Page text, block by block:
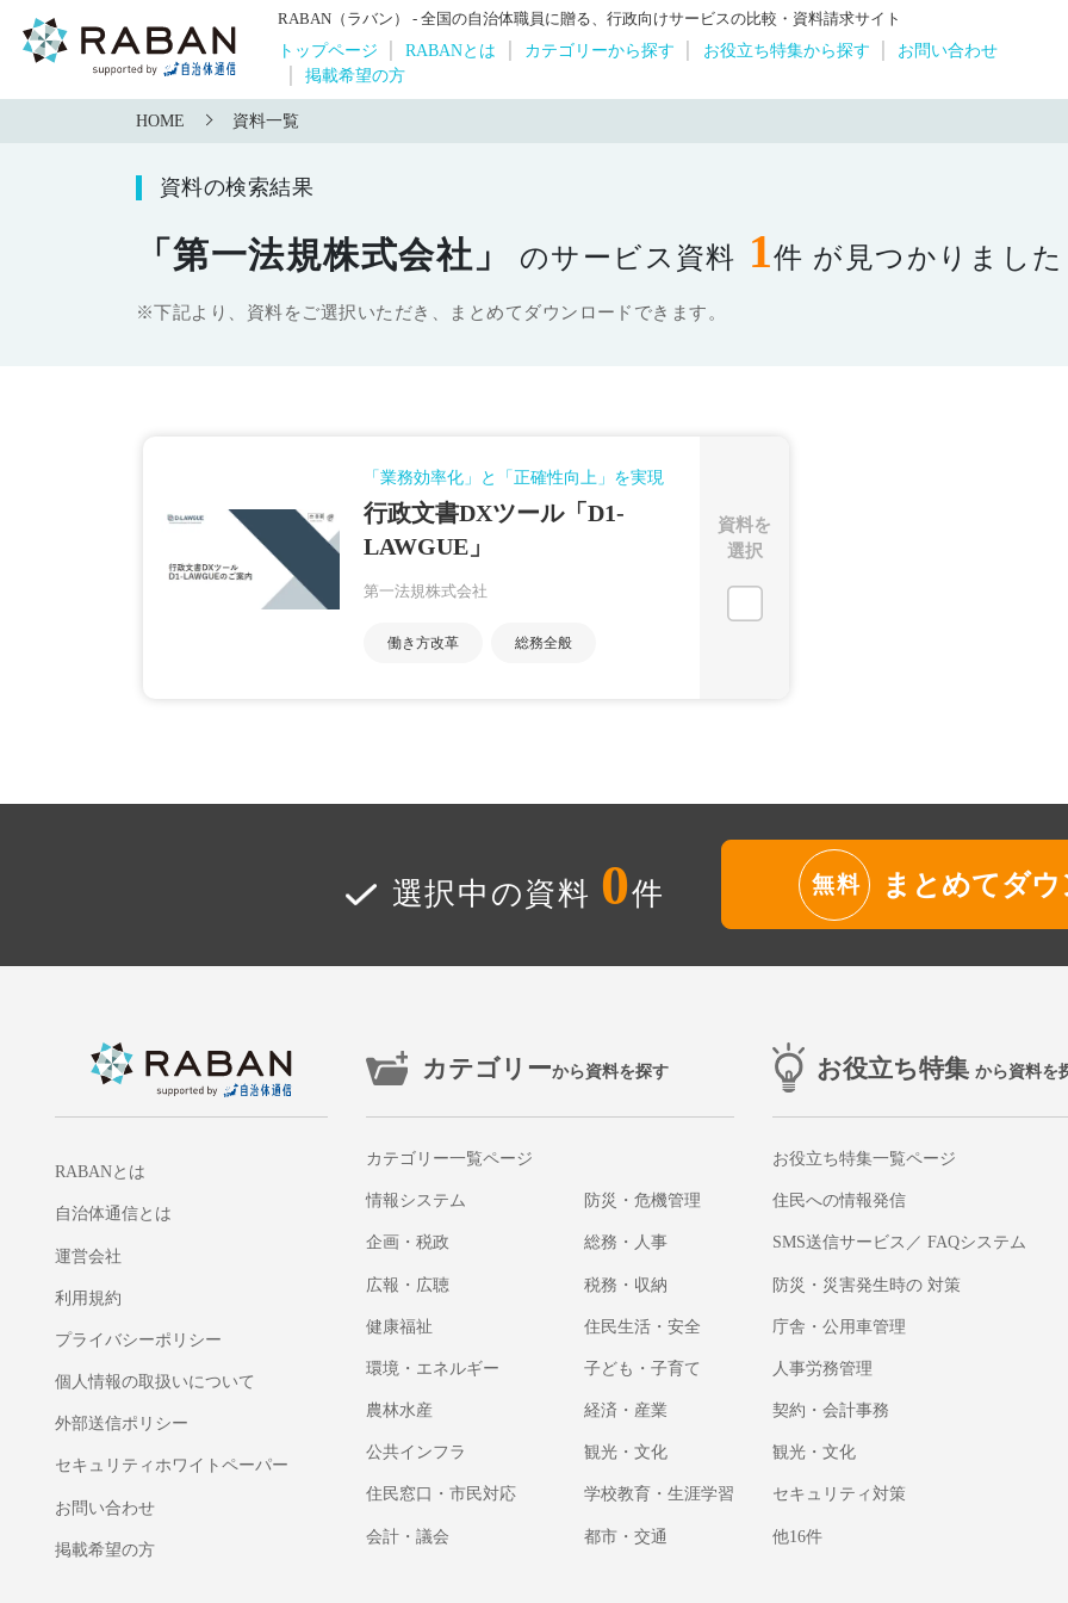
RABAN（ラバン） - 全国の自治体職員に贈る、行政向けサービスの比較・資料請求サイト
トップページ RABANとは カテゴリーから探す お役立ち特集から探す
お問い合わせ
掲載希望の方
HOME 資料一覧
資料の検索結果
「第一法規株式会社」 のサービス資料 1件 が見つかりました
※下記より、資料をご選択いただき、まとめてダウンロードできます。
「業務効率化」と「正確性向上」を実現
行政文書DXツール「D1‐
LAWGUE」
第一法規株式会社
働き方改革 総務全般
資料を
選択
選択中の資料 0件 無料 まとめてダ
RABANとは
自治体通信とは
運営会社
利用規約
プライバシーポリシー
個人情報の取扱いについて
外部送信ポリシー
セキュリティホワイトペーパー
お問い合わせ
掲載希望の方
カテゴリーから資料を探す
カテゴリー一覧ページ
情報システム
企画・税政
広報・広聴
健康福祉
環境・エネルギー
農林水産
公共インフラ
住民窓口・市民対応
会計・議会
防災・危機管理
総務・人事
税務・収納
住民生活・安全
子ども・子育て
経済・産業
観光・文化
学校教育・生涯学習
都市・交通
お役立ち特集 から資料を
お役立ち特集一覧ページ
住民への情報発信
SMS送信サービス／ FAQシステム
防災・災害発生時の 対策
庁舎・公用車管理
人事労務管理
契約・会計事務
観光・文化
セキュリティ対策
他16件